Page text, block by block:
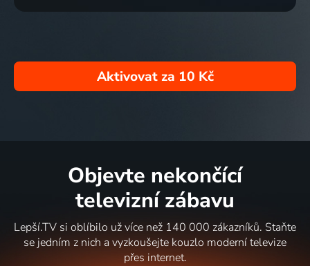
Aktivovat za 10 Kč
Objevte nekončící
televizní zábavu
Lepší.TV si oblíbilo už více než 140 000 zákazníků. Staňte
se jedním z nich a vyzkoušejte kouzlo moderní televize
přes internet.